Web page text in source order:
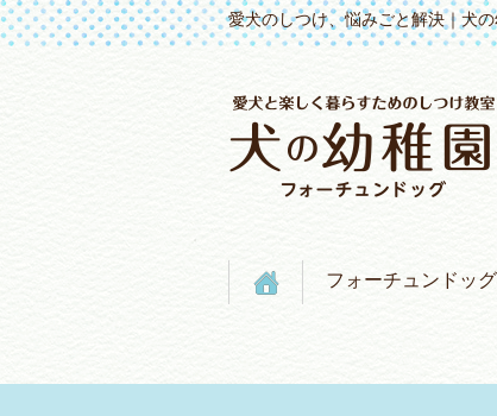
愛犬のしつけ、悩みごと解決｜犬
フォーチュンドッ